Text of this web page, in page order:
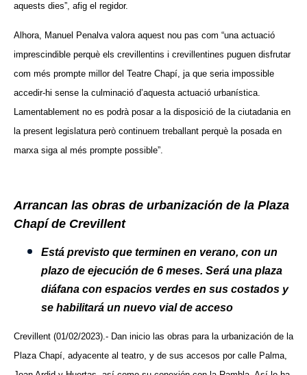
aquests dies”, afig el regidor.
Alhora, Manuel Penalva valora aquest nou pas com “una actuació
imprescindible perquè els crevillentins i crevillentines puguen disfrutar
com més prompte millor del Teatre Chapí, ja que seria impossible
accedir-hi sense la culminació d’aquesta actuació urbanística.
Lamentablement no es podrà posar a la disposició de la ciutadania en
la present legislatura però continuem treballant perquè la posada en
marxa siga al més prompte possible”.
Arrancan las obras de urbanización de la Plaza
Chapí de Crevillent
Está previsto que terminen en verano, con un
plazo de ejecución de 6 meses. Será una plaza
diáfana con espacios verdes en sus costados y
se habilitará un nuevo vial de acceso
Crevillent (01/02/2023).- Dan inicio las obras para la urbanización de la
Plaza Chapí, adyacente al teatro, y de sus accesos por calle Palma,